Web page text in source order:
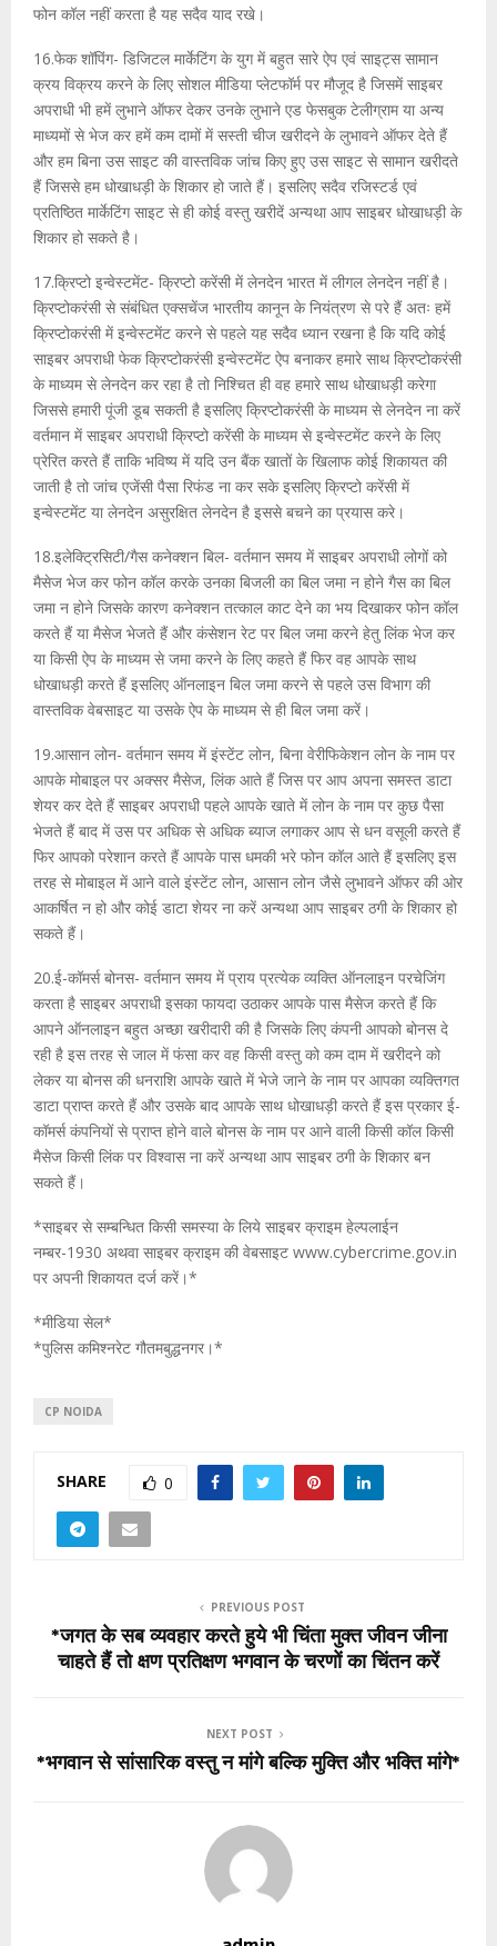
फोन कॉल नहीं करता है यह सदैव याद रखे।
16.फेक शॉपिंग- डिजिटल मार्केटिंग के युग में बहुत सारे ऐप एवं साइट्स सामान
क्रय विक्रय करने के लिए सोशल मीडिया प्लेटफॉर्म पर मौजूद है जिसमें साइबर
अपराधी भी हमें लुभाने ऑफर देकर उनके लुभाने एड फेसबुक टेलीग्राम या अन्य
माध्यमों से भेज कर हमें कम दामों में सस्ती चीज खरीदने के लुभावने ऑफर देते हैं
और हम बिना उस साइट की वास्तविक जांच किए हुए उस साइट से सामान खरीदते
हैं जिससे हम धोखाधड़ी के शिकार हो जाते हैं। इसलिए सदैव रजिस्टर्ड एवं
प्रतिष्ठित मार्केटिंग साइट से ही कोई वस्तु खरीदें अन्यथा आप साइबर धोखाधड़ी के
शिकार हो सकते है।
17.क्रिप्टो इन्वेस्टमेंट- क्रिप्टो करेंसी में लेनदेन भारत में लीगल लेनदेन नहीं है।
क्रिप्टोकरंसी से संबंधित एक्सचेंज भारतीय कानून के नियंत्रण से परे हैं अतः हमें
क्रिप्टोकरंसी में इन्वेस्टमेंट करने से पहले यह सदैव ध्यान रखना है कि यदि कोई
साइबर अपराधी फेक क्रिप्टोकरंसी इन्वेस्टमेंट ऐप बनाकर हमारे साथ क्रिप्टोकरंसी
के माध्यम से लेनदेन कर रहा है तो निश्चित ही वह हमारे साथ धोखाधड़ी करेगा
जिससे हमारी पूंजी डूब सकती है इसलिए क्रिप्टोकरंसी के माध्यम से लेनदेन ना करें
वर्तमान में साइबर अपराधी क्रिप्टो करेंसी के माध्यम से इन्वेस्टमेंट करने के लिए
प्रेरित करते हैं ताकि भविष्य में यदि उन बैंक खातों के खिलाफ कोई शिकायत की
जाती है तो जांच एजेंसी पैसा रिफंड ना कर सके इसलिए क्रिप्टो करेंसी में
इन्वेस्टमेंट या लेनदेन असुरक्षित लेनदेन है इससे बचने का प्रयास करे।
18.इलेक्ट्रिसिटी/गैस कनेक्शन बिल- वर्तमान समय में साइबर अपराधी लोगों को
मैसेज भेज कर फोन कॉल करके उनका बिजली का बिल जमा न होने गैस का बिल
जमा न होने जिसके कारण कनेक्शन तत्काल काट देने का भय दिखाकर फोन कॉल
करते हैं या मैसेज भेजते हैं और कंसेशन रेट पर बिल जमा करने हेतु लिंक भेज कर
या किसी ऐप के माध्यम से जमा करने के लिए कहते हैं फिर वह आपके साथ
धोखाधड़ी करते हैं इसलिए ऑनलाइन बिल जमा करने से पहले उस विभाग की
वास्तविक वेबसाइट या उसके ऐप के माध्यम से ही बिल जमा करें।
19.आसान लोन- वर्तमान समय में इंस्टेंट लोन, बिना वेरीफिकेशन लोन के नाम पर
आपके मोबाइल पर अक्सर मैसेज, लिंक आते हैं जिस पर आप अपना समस्त डाटा
शेयर कर देते हैं साइबर अपराधी पहले आपके खाते में लोन के नाम पर कुछ पैसा
भेजते हैं बाद में उस पर अधिक से अधिक ब्याज लगाकर आप से धन वसूली करते हैं
फिर आपको परेशान करते हैं आपके पास धमकी भरे फोन कॉल आते हैं इसलिए इस
तरह से मोबाइल में आने वाले इंस्टेंट लोन, आसान लोन जैसे लुभावने ऑफर की ओर
आकर्षित न हो और कोई डाटा शेयर ना करें अन्यथा आप साइबर ठगी के शिकार हो
सकते हैं।
20.ई-कॉमर्स बोनस- वर्तमान समय में प्राय प्रत्येक व्यक्ति ऑनलाइन परचेजिंग
करता है साइबर अपराधी इसका फायदा उठाकर आपके पास मैसेज करते हैं कि
आपने ऑनलाइन बहुत अच्छा खरीदारी की है जिसके लिए कंपनी आपको बोनस दे
रही है इस तरह से जाल में फंसा कर वह किसी वस्तु को कम दाम में खरीदने को
लेकर या बोनस की धनराशि आपके खाते में भेजे जाने के नाम पर आपका व्यक्तिगत
डाटा प्राप्त करते हैं और उसके बाद आपके साथ धोखाधड़ी करते हैं इस प्रकार ई-
कॉमर्स कंपनियों से प्राप्त होने वाले बोनस के नाम पर आने वाली किसी कॉल किसी
मैसेज किसी लिंक पर विश्वास ना करें अन्यथा आप साइबर ठगी के शिकार बन
सकते हैं।
*साइबर से सम्बन्धित किसी समस्या के लिये साइबर क्राइम हेल्पलाईन
नम्बर-1930 अथवा साइबर क्राइम की वेबसाइट www.cybercrime.gov.in
पर अपनी शिकायत दर्ज करें।*
*मीडिया सेल*
*पुलिस कमिश्नरेट गौतमबुद्धनगर।*
CP NOIDA
SHARE 0
PREVIOUS POST
*जगत के सब व्यवहार करते हुये भी चिंता मुक्त जीवन जीना
चाहते हैं तो क्षण प्रतिक्षण भगवान के चरणों का चिंतन करें
NEXT POST
*भगवान से सांसारिक वस्तु न मांगे बल्कि मुक्ति और भक्ति मांगे*